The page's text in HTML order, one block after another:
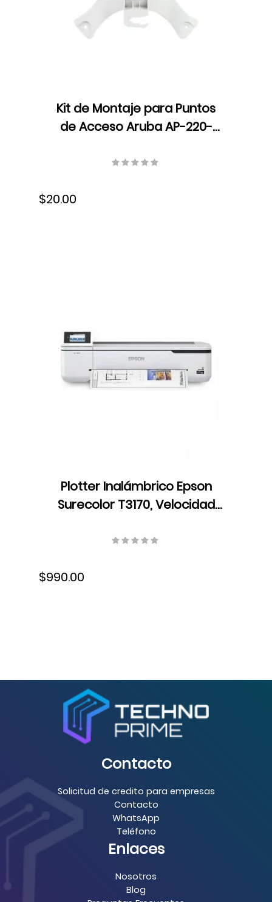
Kit de Montaje para Puntos
de Acceso Aruba AP-220-
AP214/AP215/AP224/AP225/AP228/
$20.00
Plotter Inalámbrico Epson
Surecolor T3170, Velocidad
Resolución 2400 x 1200 dpi,
$990.00
Contacto
Solicitud de credito para empresas
Contacto
WhatsApp
Teléfono
Enlaces
Nosotros
Blog